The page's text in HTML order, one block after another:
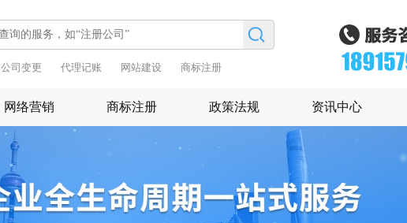
公司变更 代理记账 网站建设 商标注册
网络营销 商标注册 政策法规 资讯中心